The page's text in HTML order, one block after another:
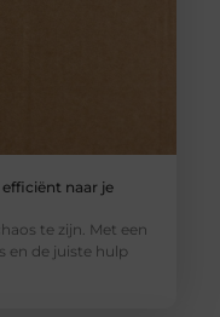
efficiënt naar je
te zijn. Met een
en de juiste hulp